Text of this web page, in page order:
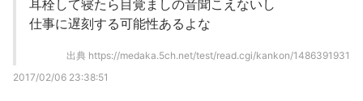
耳栓して寝たら目覚ましの音聞こえないし
仕事に遅刻する可能性あるよな
出典 https://medaka.5ch.net/test/read.cgi/kankon/1486391931
2017/02/06 23:38:51